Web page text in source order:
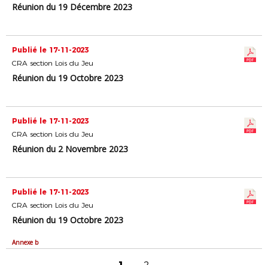
Réunion du 19 Décembre 2023
Publié le 17-11-2023
CRA section Lois du Jeu
Réunion du 19 Octobre 2023
Publié le 17-11-2023
CRA section Lois du Jeu
Réunion du 2 Novembre 2023
Publié le 17-11-2023
CRA section Lois du Jeu
Réunion du 19 Octobre 2023
Annexe b